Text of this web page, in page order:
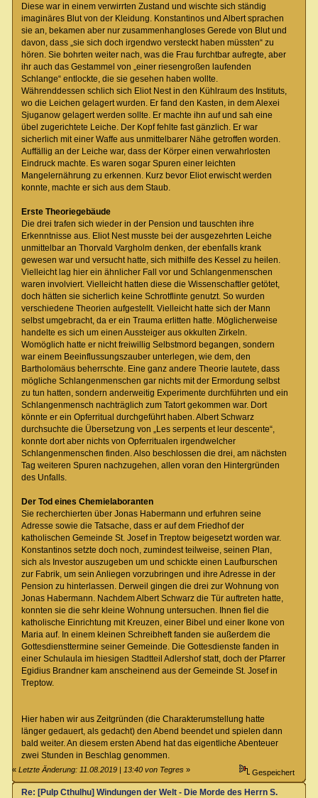
Diese war in einem verwirrten Zustand und wischte sich ständig
imaginäres Blut von der Kleidung. Konstantinos und Albert sprachen
sie an, bekamen aber nur zusammenhangloses Gerede von Blut und
davon, dass „sie sich doch irgendwo versteckt haben müssten“ zu
hören. Sie bohrten weiter nach, was die Frau furchtbar aufregte, aber
ihr auch das Gestammel von „einer riesengroßen laufenden
Schlange“ entlockte, die sie gesehen haben wollte.
Währenddessen schlich sich Eliot Nest in den Kühlraum des Instituts,
wo die Leichen gelagert wurden. Er fand den Kasten, in dem Alexei
Sjuganow gelagert werden sollte. Er machte ihn auf und sah eine
übel zugerichtete Leiche. Der Kopf fehlte fast gänzlich. Er war
sicherlich mit einer Waffe aus unmittelbarer Nähe getroffen worden.
Auffällig an der Leiche war, dass der Körper einen verwahrlosten
Eindruck machte. Es waren sogar Spuren einer leichten
Mangelernährung zu erkennen. Kurz bevor Eliot erwischt werden
konnte, machte er sich aus dem Staub.
Erste Theoriegebäude
Die drei trafen sich wieder in der Pension und tauschten ihre
Erkenntnisse aus. Eliot Nest musste bei der ausgezehrten Leiche
unmittelbar an Thorvald Vargholm denken, der ebenfalls krank
gewesen war und versucht hatte, sich mithilfe des Kessel zu heilen.
Vielleicht lag hier ein ähnlicher Fall vor und Schlangenmenschen
waren involviert. Vielleicht hatten diese die Wissenschaftler getötet,
doch hätten sie sicherlich keine Schrotflinte genutzt. So wurden
verschiedene Theorien aufgestellt. Vielleicht hatte sich der Mann
selbst umgebracht, da er ein Trauma erlitten hatte. Möglicherweise
handelte es sich um einen Aussteiger aus okkulten Zirkeln.
Womöglich hatte er nicht freiwillig Selbstmord begangen, sondern
war einem Beeinflussungszauber unterlegen, wie dem, den
Bartholomäus beherrschte. Eine ganz andere Theorie lautete, dass
mögliche Schlangenmenschen gar nichts mit der Ermordung selbst
zu tun hatten, sondern anderweitig Experimente durchführten und ein
Schlangenmensch nachträglich zum Tatort gekommen war. Dort
könnte er ein Opferritual durchgeführt haben. Albert Schwarz
durchsuchte die Übersetzung von „Les serpents et leur descente“,
konnte dort aber nichts von Opferritualen irgendwelcher
Schlangenmenschen finden. Also beschlossen die drei, am nächsten
Tag weiteren Spuren nachzugehen, allen voran den Hintergründen
des Unfalls.
Der Tod eines Chemielaboranten
Sie recherchierten über Jonas Habermann und erfuhren seine
Adresse sowie die Tatsache, dass er auf dem Friedhof der
katholischen Gemeinde St. Josef in Treptow beigesetzt worden war.
Konstantinos setzte doch noch, zumindest teilweise, seinen Plan,
sich als Investor auszugeben um und schickte einen Laufburschen
zur Fabrik, um sein Anliegen vorzubringen und ihre Adresse in der
Pension zu hinterlassen. Derweil gingen die drei zur Wohnung von
Jonas Habermann. Nachdem Albert Schwarz die Tür auftreten hatte,
konnten sie die sehr kleine Wohnung untersuchen. Ihnen fiel die
katholische Einrichtung mit Kreuzen, einer Bibel und einer Ikone von
Maria auf. In einem kleinen Schreibheft fanden sie außerdem die
Gottesdiensttermine seiner Gemeinde. Die Gottesdienste fanden in
einer Schulaula im hiesigen Stadtteil Adlershof statt, doch der Pfarrer
Egidius Brandner kam anscheinend aus der Gemeinde St. Josef in
Treptow.
Hier haben wir aus Zeitgründen (die Charakterumstellung hatte
länger gedauert, als gedacht) den Abend beendet und spielen dann
bald weiter. An diesem ersten Abend hat das eigentliche Abenteuer
zwei Stunden in Beschlag genommen.
«Letzte Änderung: 11.08.2019 | 13:40 von Tegres » Gespeichert
Re: [Pulp Cthulhu] Windungen der Welt - Die Morde des Herrn S.